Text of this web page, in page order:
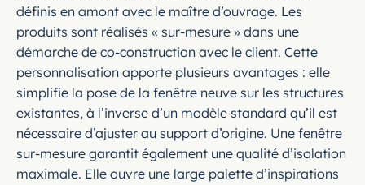
définis en amont avec le maître d’ouvrage. Les
produits sont réalisés « sur-mesure » dans une
démarche de co-construction avec le client. Cette
personnalisation apporte plusieurs avantages : elle
simplifie la pose de la fenêtre neuve sur les structures
existantes, à l’inverse d’un modèle standard qu’il est
nécessaire d’ajuster au support d’origine. Une fenêtre
sur-mesure garantit également une qualité d’isolation
maximale. Elle ouvre une large palette d’inspirations